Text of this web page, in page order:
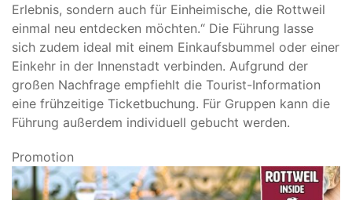
Erlebnis, sondern auch für Einheimische, die Rottweil
einmal neu entdecken möchten.“ Die Führung lasse
sich zudem ideal mit einem Einkaufsbummel oder einer
Einkehr in der Innenstadt verbinden. Aufgrund der
großen Nachfrage empfiehlt die Tourist-Information
eine frühzeitige Ticketbuchung. Für Gruppen kann die
Führung außerdem individuell gebucht werden.
Promotion